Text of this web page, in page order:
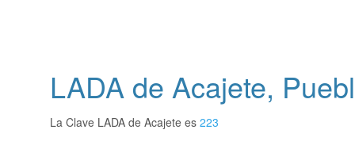
LADA de Acajete,
La Clave LADA de Acajete es 223